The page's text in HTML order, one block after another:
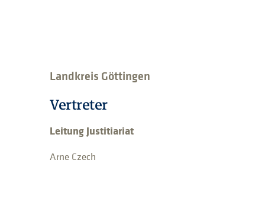
Landkreis Göttingen
Vertreter
Leitung Justitiariat
Arne Czech